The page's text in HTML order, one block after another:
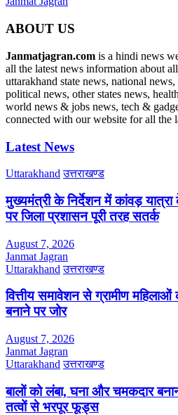
ABOUT US
Janmatjagran.com is a hindi news
all the latest news information about
uttarakhand state news, national
political news, other states news,
world news & jobs news, tech &
connected with our website for all the
Latest News
Uttarakhand उत्तराखण्ड
मुख्यमंत्री के निर्देशन में कांवड़
पर जिला प्रशासन पूरी तरह सतर्क
August 7, 2026
Janmat Jagran
Uttarakhand उत्तराखण्ड
वित्तीय समावेशन से ग्रामीण
बनाने पर जोर
August 7, 2026
Janmat Jagran
Uttarakhand उत्तराखण्ड
बालों को लंबा, घना और चमकदार
तत्वों से भरपूर फूड्स